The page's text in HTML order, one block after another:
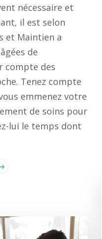
nécessaire et
il est selon
et Maintien a
de
compte des
Tenez compte
emmenez votre
de soins pour
lui le temps dont